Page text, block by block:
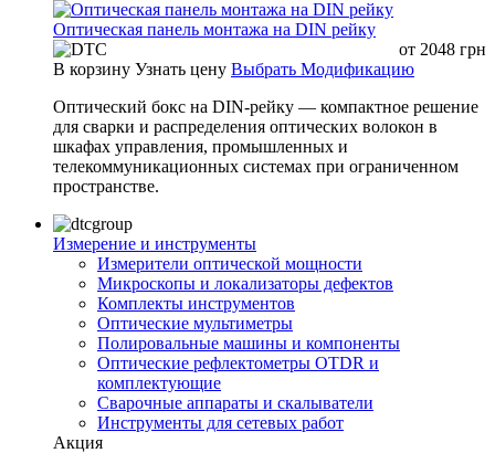
Оптическая панель монтажа на DIN рейку
от 2048 грн
В корзину Узнать цену Выбрать Модификацию
Оптический бокс на DIN-рейку — компактное решение
для сварки и распределения оптических волокон в
шкафах управления, промышленных и
телекоммуникационных системах при ограниченном
пространстве.
Измерение и инструменты
Измерители оптической мощности
Микроскопы и локализаторы дефектов
Комплекты инструментов
Оптические мультиметры
Полировальные машины и компоненты
Оптические рефлектометры OTDR и
комплектующие
Сварочные аппараты и скалыватели
Инструменты для сетевых работ
Акция